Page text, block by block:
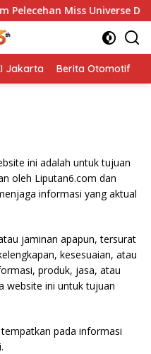
Pelecehan Miss Universe
Jakarta Berita Otomotif
ini adalah untuk tujuan
oleh Liputan6.com dan
informasi yang aktual
jaminan apapun, tersurat
kesesuaian, atau
produk, jasa, atau
website ini untuk tujuan
pada informasi